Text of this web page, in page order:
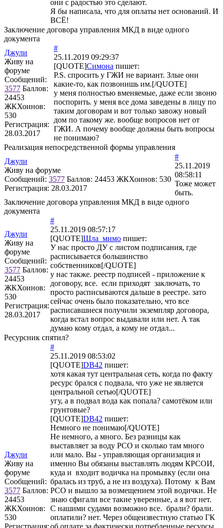
они с радостью это сделают.
Я бы написала, что для оплаты нет оснований. И
ВСЁ!
Заключение договора управления МКД в виде одного
документа
Джули
Живу на
форуме
Сообщений:
3577 Баллов:
24453
ЖКХоинов:
530
Регистрация:
28.03.2017
#
25.11.2019 09:29:37
[QUOTE]Симона пишет:
P.S. спросить у ГЖИ не вариант. Злые они
какие-то, как позвонишь им.[/QUOTE]
у меня полностью вменяемые, даже если звоню
поспорить. у меня все дома заведены в лицу по
таким договорам и вот только завожу новый
дом по такому же. вообще вопросов нет от
ГЖИ. А почему вообще должны быть вопросы
не понимаю?
Реализация непосредственной формы управления
Джули
Живу на форуме
Сообщений: 3577 Баллов: 24453 ЖКХоинов: 530
Регистрация: 28.03.2017
#
25.11.2019
08:58:11
Тоже может
быть.
Заключение договора управления МКД в виде одного
документа
Джули
Живу на
форуме
Сообщений:
3577 Баллов:
24453
ЖКХоинов:
530
Регистрация:
28.03.2017
#
25.11.2019 08:57:17
[QUOTE]Шла_мимо пишет:
У нас просто ДУ с листом подписания, где
расписывается большинство
собственников[/QUOTE]
у нас также. реестр подписей - приложение к
договору, все. если приходят заключать, то
просто расписываются дальше в реестре. зато
сейчас очень было показательно, что все
расписавшиеся получили экземпляр договора,
когда встал вопрос выдавали или нет. А так
думаю кому отдал, а кому не отдал...
Ресурсник спятил?
Джули
Живу на
форуме
Сообщений:
3577 Баллов:
24453
ЖКХоинов:
530
Регистрация:
#
25.11.2019 08:53:02
[QUOTE]DB42 пишет:
хотя какая тут центральная сеть, когда по факту
ресурс брался с подвала, что уже не является
центральной сетью[/QUOTE]
угу, а в подвал вода как попала? самотёком или
грунтовые?
[QUOTE]DB42 пишет:
Немного не понимаю[/QUOTE]
Не немного, а много. Без разницы как
выставляет за воду РСО и сколько там много
или мало. Вы - управляющая организация и
именно Вы обязаны выставлять людям КРСОИ,
куда и входит водичка на промывку (если она
бралась из труб, а не из воздуха). Потому к Вам
РСО и вышло за возмещением этой водички. Не
знаю сфигали все такие уверенные, а я вот нет.
С нашими судами возможно все. брали? брали.
оплатили? нет. Через общеизвестную статью ГК
об оплате за фактически потребленные ресурсы